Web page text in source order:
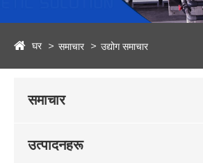
घर समाचार उद्योग समाचार
समाचार
उत्पादनहरू